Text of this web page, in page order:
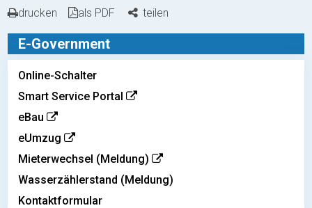
drucken als PDF teilen
E-Government
Online-Schalter
Smart Service Portal
eBau
eUmzug
Mieterwechsel (Meldung)
Wasserzählerstand (Meldung)
Kontaktformular